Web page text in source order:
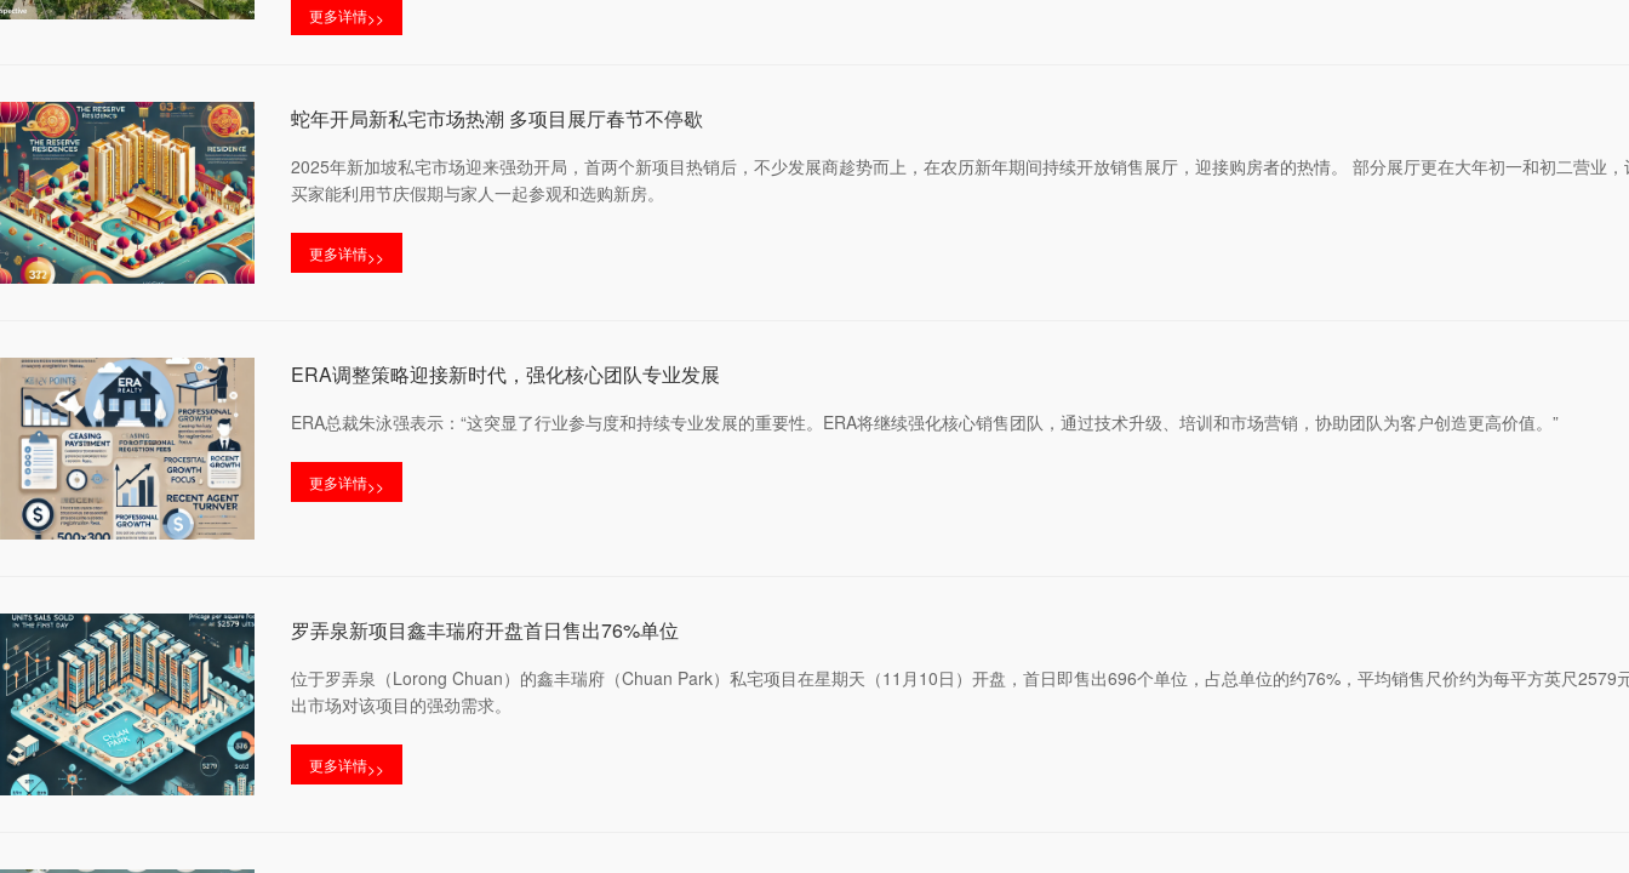
更多详情>>
蛇年开局新私宅市场热潮 多项目展厅春节不停歇
2025年新加坡私宅市场迎来强劲开局，首两个新项目热销后，不少发展商趁势而上，在农历新年期间持续开放销售展厅，迎接购房者的热情。 部分展厅更在大年初一和初二营业
买家能利用节庆假期与家人一起参观和选购新房。
更多详情>>
ERA调整策略迎接新时代，强化核心团队专业发展
ERA总裁朱泳强表示：“这突显了行业参与度和持续专业发展的重要性。ERA将继续强化核心销售团队，通过技术升级、培训和市场营销，协助团队为客户创造更高价值。”
更多详情>>
罗弄泉新项目鑫丰瑞府开盘首日售出76%单位
位于罗弄泉（Lorong Chuan）的鑫丰瑞府（Chuan Park）私宅项目在星期天（11月10日）开盘，首日即售出696个单位，占总单位的约76%，平均销售尺价约为每平方英尺2579
出市场对该项目的强劲需求。
更多详情>>